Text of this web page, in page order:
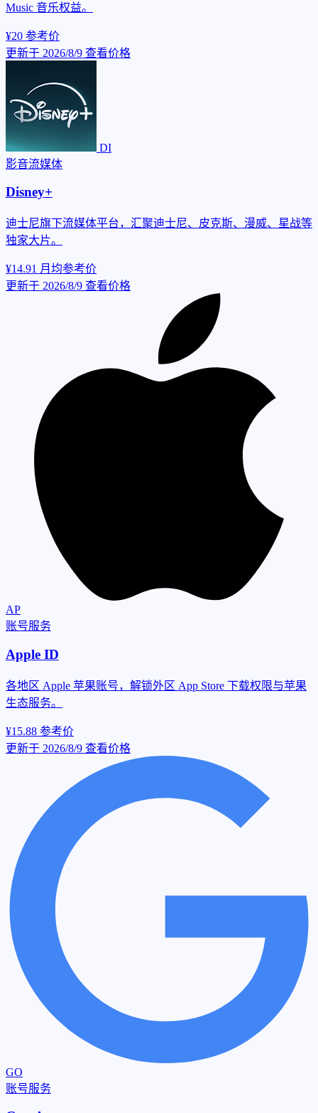
Music 音乐权益。
¥20 参考价
更新于 2026/8/9 查看价格
DI
影音流媒体
Disney+
迪士尼旗下流媒体平台，汇聚迪士尼、皮克斯、漫威、星战等
独家大片。
¥14.91 月均参考价
更新于 2026/8/9 查看价格
AP
账号服务
Apple ID
各地区 Apple 苹果账号，解锁外区 App Store 下载权限与苹果
生态服务。
¥15.88 参考价
更新于 2026/8/9 查看价格
GO
账号服务